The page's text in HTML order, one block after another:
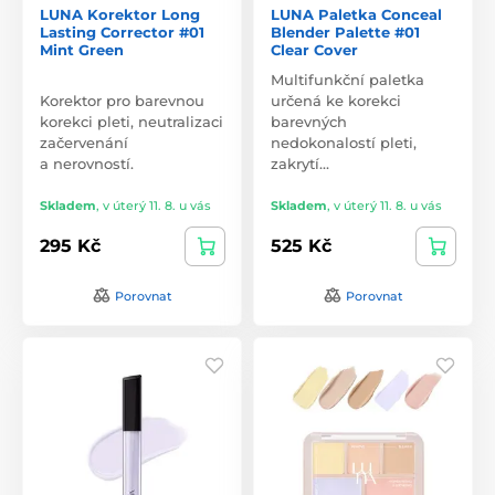
LUNA Korektor Long
Lasting Corrector #01
Mint Green
Korektor pro barevnou
korekci pleti, neutralizaci
začervenání
a nerovností.
Skladem, v úterý 11. 8. u vás
295 Kč
Porovnat
LUNA Paletka Conceal
Blender Palette #01
Clear Cover
Multifunkční paletka
určená ke korekci
barevných
nedokonalostí pleti,
zakrytí…
Skladem, v úterý 11. 8. u vás
525 Kč
Porovnat